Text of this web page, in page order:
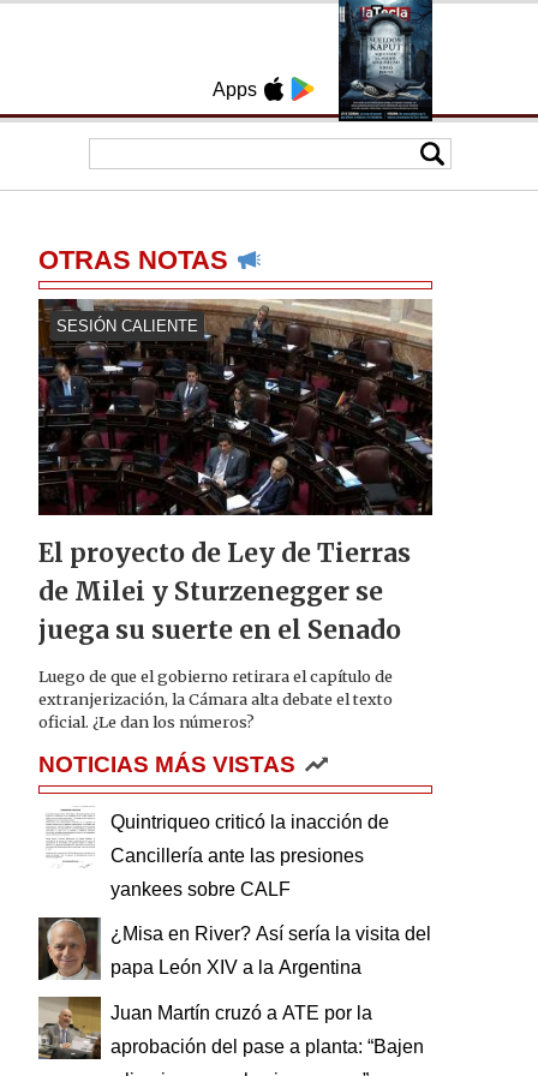
Apps
OTRAS NOTAS
SESIÓN CALIENTE
El proyecto de Ley de Tierras
de Milei y Sturzenegger se
juega su suerte en el Senado
Luego de que el gobierno retirara el capítulo de
extranjerización, la Cámara alta debate el texto
oficial. ¿Le dan los números?
NOTICIAS MÁS VISTAS
Quintriqueo criticó la inacción de
Cancillería ante las presiones
yankees sobre CALF
¿Misa en River? Así sería la visita del
papa León XIV a la Argentina
Juan Martín cruzó a ATE por la
aprobación del pase a planta: “Bajen